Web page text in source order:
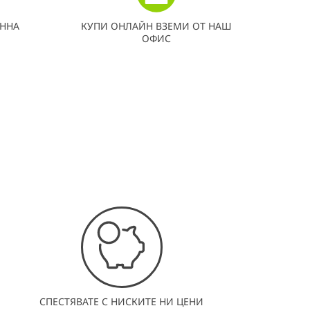
КУПИ ОНЛАЙН ВЗЕМИ ОТ НАШ
ОФИС
СПЕСТЯВАТЕ С НИСКИТЕ НИ ЦЕНИ